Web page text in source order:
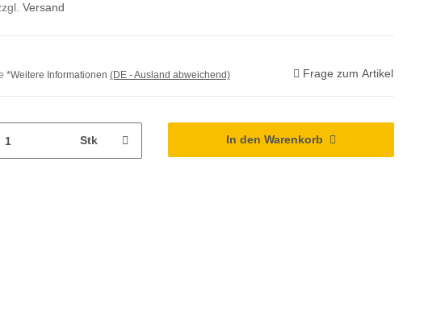
Versand
*Weitere Informationen (DE - Ausland abweichend) Frage zum Artikel
Stk In den Warenkorb